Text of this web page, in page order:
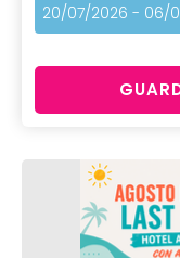
20/07/2026 - 06/